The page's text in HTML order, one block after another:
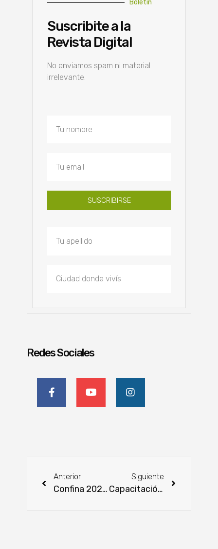
Boletín
Suscribite a la
Revista Digital
No enviamos spam ni material
irrelevante.
SUSCRIBIRSE
Redes Sociales
Anterior
Confina 2024: La nutrición animal es clave para el crecimiento de la ganadería nacional
Siguiente
Capacitación sobre Gestión de Envases Vacíos de Defensivos Agrícolas